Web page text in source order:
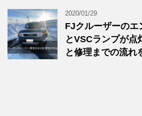
2020/01/29
FJクルーザーのエ
とVSCランプが点
と修理までの流れ